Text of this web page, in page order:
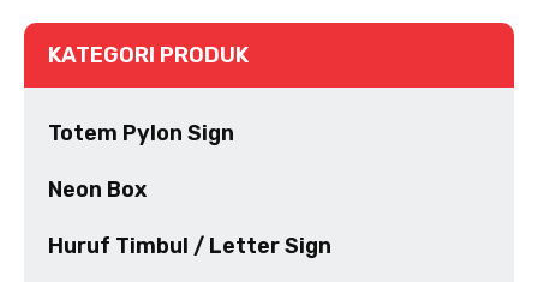
KATEGORI PRODUK
Totem Pylon Sign
Neon Box
Huruf Timbul / Letter Sign